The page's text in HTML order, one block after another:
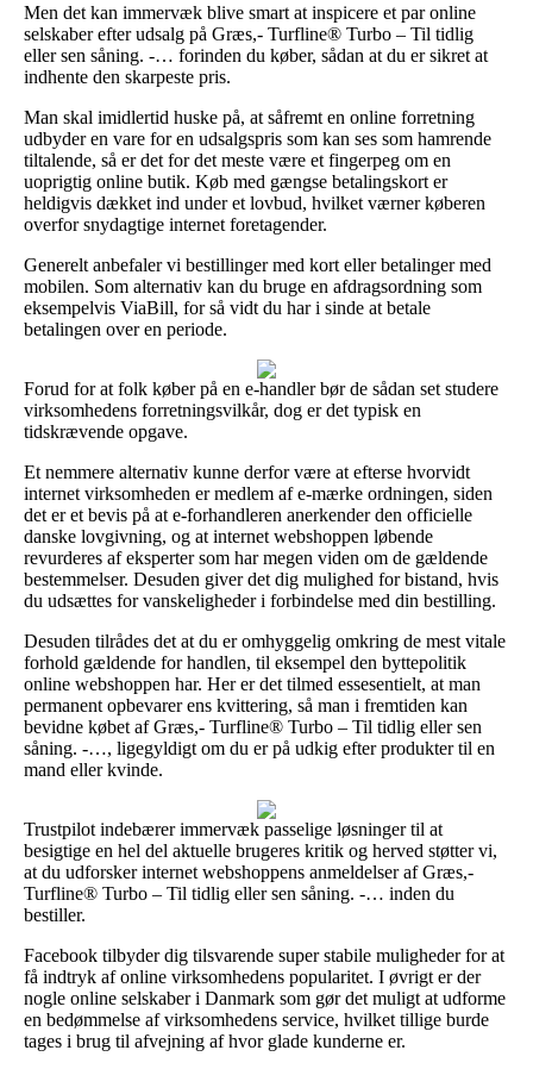
Men det kan immervæk blive smart at inspicere et par online
selskaber efter udsalg på Græs,- Turfline® Turbo – Til tidlig
eller sen såning. -… forinden du køber, sådan at du er sikret at
indhente den skarpeste pris.
Man skal imidlertid huske på, at såfremt en online forretning
udbyder en vare for en udsalgspris som kan ses som hamrende
tiltalende, så er det for det meste være et fingerpeg om en
uoprigtig online butik. Køb med gængse betalingskort er
heldigvis dækket ind under et lovbud, hvilket værner køberen
overfor snydagtige internet foretagender.
Generelt anbefaler vi bestillinger med kort eller betalinger med
mobilen. Som alternativ kan du bruge en afdragsordning som
eksempelvis ViaBill, for så vidt du har i sinde at betale
betalingen over en periode.
Forud for at folk køber på en e-handler bør de sådan set studere
virksomhedens forretningsvilkår, dog er det typisk en
tidskrævende opgave.
Et nemmere alternativ kunne derfor være at efterse hvorvidt
internet virksomheden er medlem af e-mærke ordningen, siden
det er et bevis på at e-forhandleren anerkender den officielle
danske lovgivning, og at internet webshoppen løbende
revurderes af eksperter som har megen viden om de gældende
bestemmelser. Desuden giver det dig mulighed for bistand, hvis
du udsættes for vanskeligheder i forbindelse med din bestilling.
Desuden tilrådes det at du er omhyggelig omkring de mest vitale
forhold gældende for handlen, til eksempel den byttepolitik
online webshoppen har. Her er det tilmed essesentielt, at man
permanent opbevarer ens kvittering, så man i fremtiden kan
bevidne købet af Græs,- Turfline® Turbo – Til tidlig eller sen
såning. -…, ligegyldigt om du er på udkig efter produkter til en
mand eller kvinde.
Trustpilot indebærer immervæk passelige løsninger til at
besigtige en hel del aktuelle brugeres kritik og herved støtter vi,
at du udforsker internet webshoppens anmeldelser af Græs,-
Turfline® Turbo – Til tidlig eller sen såning. -… inden du
bestiller.
Facebook tilbyder dig tilsvarende super stabile muligheder for at
få indtryk af online virksomhedens popularitet. I øvrigt er der
nogle online selskaber i Danmark som gør det muligt at udforme
en bedømmelse af virksomhedens service, hvilket tillige burde
tages i brug til afvejning af hvor glade kunderne er.